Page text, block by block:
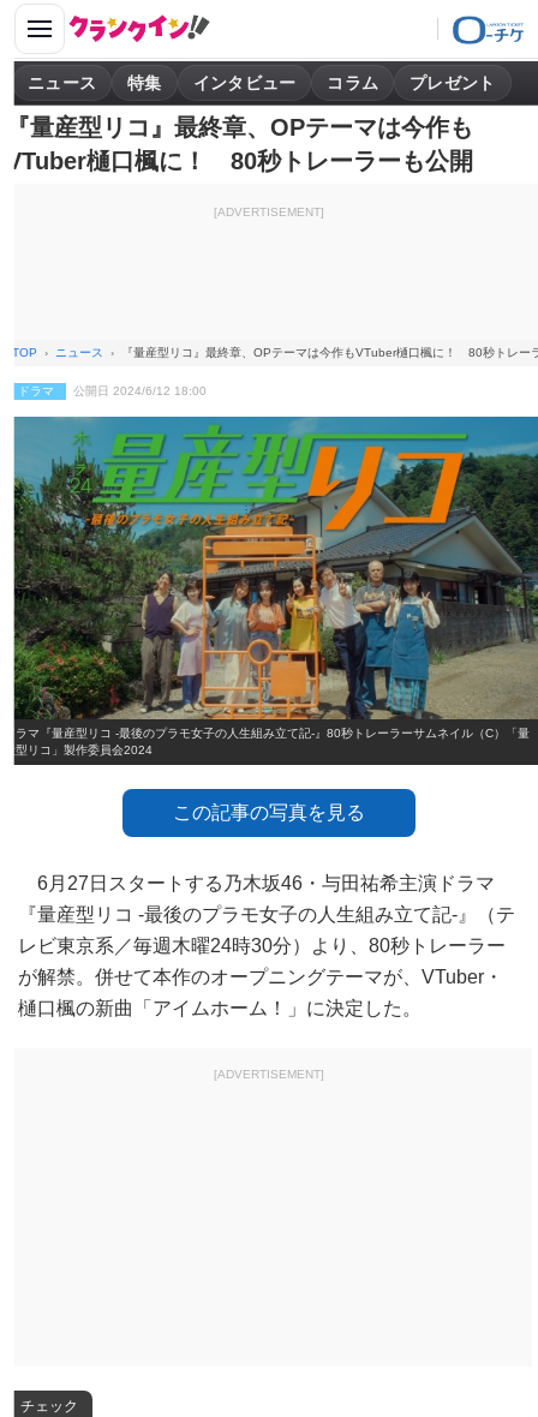
ニュース 特集 インタビュー コラム プレゼント
『量産型リコ』最終章、OPテーマは今作も
VTuber樋口楓に！ 80秒トレーラーも公開
[ADVERTISEMENT]
TOP ニュース 『量産型リコ』最終章、OPテーマは今作もVTuber樋口楓に！ 80秒トレー
ドラマ 公開日 2024/6/12 18:00
ドラマ『量産型リコ ‐最後のプラモ女子の人生組み立て記‐』80秒トレーラーサムネイル（C）「量
産型リコ」製作委員会2024
この記事の写真を見る
6月27日スタートする乃木坂46・与田祐希主演ドラマ
『量産型リコ ‐最後のプラモ女子の人生組み立て記‐』（テ
レビ東京系／毎週木曜24時30分）より、80秒トレーラー
が解禁。併せて本作のオープニングテーマが、VTuber・
樋口楓の新曲「アイムホーム！」に決定した。
[ADVERTISEMENT]
チェック